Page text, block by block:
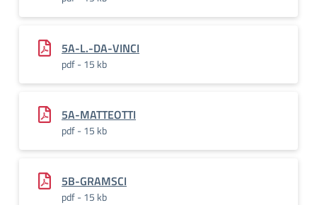
5A-L.-DA-VINCI
pdf - 15 kb
5A-MATTEOTTI
pdf - 15 kb
5B-GRAMSCI
pdf - 15 kb